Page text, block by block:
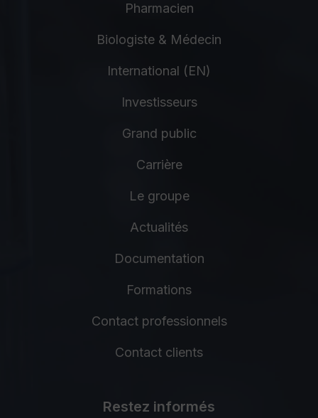
Pharmacien
Biologiste & Médecin
International (EN)
Investisseurs
Grand public
Carrière
Le groupe
Actualités
Documentation
Formations
Contact professionnels
Contact clients
Restez informés